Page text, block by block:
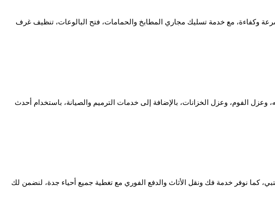
وكفاءة، مع خدمة تسليك مجاري المطابخ والحمامات، فتح البالوعات، تنظيف غرف
الفوم، وعزل الخزانات، بالإضافة إلى خدمات الترميم والصيانة، باستخدام أحدث
كما نوفر خدمة فك ونقل الأثاث والدفع الفوري مع تغطية جميع أحياء جدة، لنضمن لك